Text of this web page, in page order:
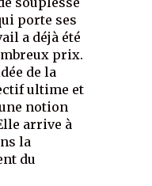
porte ses
a déjà été
prix.
de la
ultime et
notion
arrive à
la
du